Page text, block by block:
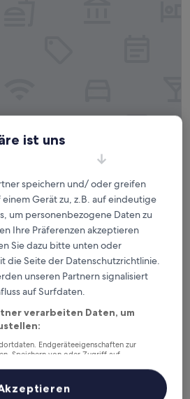
Bewertungen)
Der
Preis
72 €
inkl. Steuern & Gebühren
14. Aug.–15. Aug.
ist uns
speichern und/ oder greifen
Gerät zu, z.B. auf eindeutige
um personenbezogene Daten zu
Ihre Präferenzen akzeptieren
Sie dazu bitte unten oder
die Seite der Datenschutzrichtlinie.
unseren Partnern signalisiert
auf Surfdaten.
verarbeiten Daten, um
Endgeräteeigenschaften zur
Speichern von oder Zugriff auf
und der Performance von Inhalten,
Entwicklung und Verbesserung von